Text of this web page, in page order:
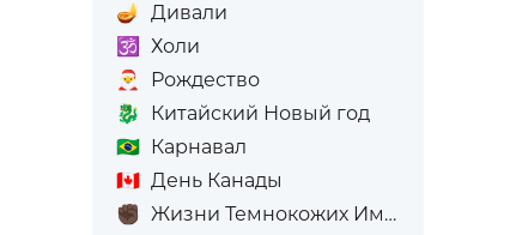
🪔 Дивали
🕉️
Холи
🎅
Рождество
🐉
Китайский Новый год
🇧🇷 Карнавал
🇨🇦 День Канады
✊🏿 Жизни Темнокожих Имеют Значение